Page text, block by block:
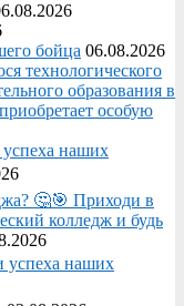
бойца 06.08.2026
технологического
образования в
особую
наших
🤔🎯 Приходи в
колледж и будь
успеха наших